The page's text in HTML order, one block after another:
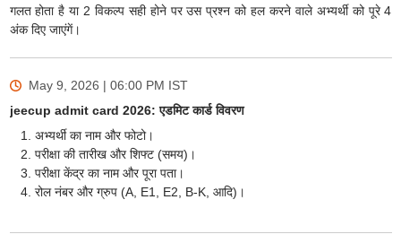
गलत होता है या 2 विकल्प सही होने पर उस प्रश्न को हल करने वाले अभ्यर्थी को पूरे 4
अंक दिए जाएंगें।
May 9, 2026 | 06:00 PM IST
jeecup admit card 2026: एडमिट कार्ड विवरण
अभ्यर्थी का नाम और फोटो।
परीक्षा की तारीख और शिफ्ट (समय)।
परीक्षा केंद्र का नाम और पूरा पता।
रोल नंबर और ग्रुप (A, E1, E2, B-K, आदि)।